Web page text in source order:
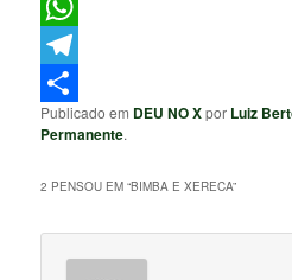
Facebook
WhatsApp
Telegram
Share
Publicado em DEU NO Xpor Luiz
Permanente.
2 PENSOU EM “BIMBA E XERECA”